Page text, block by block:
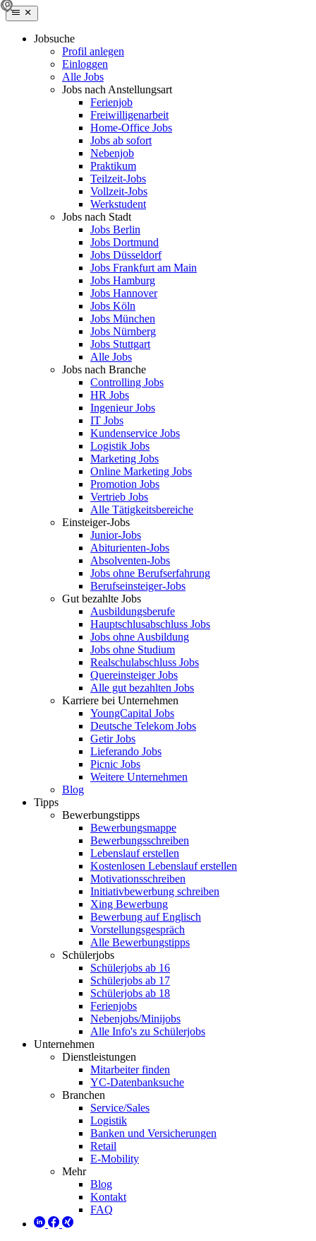
Jobsuche
Profil anlegen
Einloggen
Alle Jobs
Jobs nach Anstellungsart
Ferienjob
Freiwilligenarbeit
Home-Office Jobs
Jobs ab sofort
Nebenjob
Praktikum
Teilzeit-Jobs
Vollzeit-Jobs
Werkstudent
Jobs nach Stadt
Jobs Berlin
Jobs Dortmund
Jobs Düsseldorf
Jobs Frankfurt am Main
Jobs Hamburg
Jobs Hannover
Jobs Köln
Jobs München
Jobs Nürnberg
Jobs Stuttgart
Alle Jobs
Jobs nach Branche
Controlling Jobs
HR Jobs
Ingenieur Jobs
IT Jobs
Kundenservice Jobs
Logistik Jobs
Marketing Jobs
Online Marketing Jobs
Promotion Jobs
Vertrieb Jobs
Alle Tätigkeitsbereiche
Einsteiger-Jobs
Junior-Jobs
Abiturienten-Jobs
Absolventen-Jobs
Jobs ohne Berufserfahrung
Berufseinsteiger-Jobs
Gut bezahlte Jobs
Ausbildungsberufe
Hauptschlusabschluss Jobs
Jobs ohne Ausbildung
Jobs ohne Studium
Realschulabschluss Jobs
Quereinsteiger Jobs
Alle gut bezahlten Jobs
Karriere bei Unternehmen
YoungCapital Jobs
Deutsche Telekom Jobs
Getir Jobs
Lieferando Jobs
Picnic Jobs
Weitere Unternehmen
Blog
Tipps
Bewerbungstipps
Bewerbungsmappe
Bewerbungsschreiben
Lebenslauf erstellen
Kostenlosen Lebenslauf erstellen
Motivationsschreiben
Initiativbewerbung schreiben
Xing Bewerbung
Bewerbung auf Englisch
Vorstellungsgespräch
Alle Bewerbungstipps
Schülerjobs
Schülerjobs ab 16
Schülerjobs ab 17
Schülerjobs ab 18
Ferienjobs
Nebenjobs/Minijobs
Alle Info's zu Schülerjobs
Unternehmen
Dienstleistungen
Mitarbeiter finden
YC-Datenbanksuche
Branchen
Service/Sales
Logistik
Banken und Versicherungen
Retail
E-Mobility
Mehr
Blog
Kontakt
FAQ